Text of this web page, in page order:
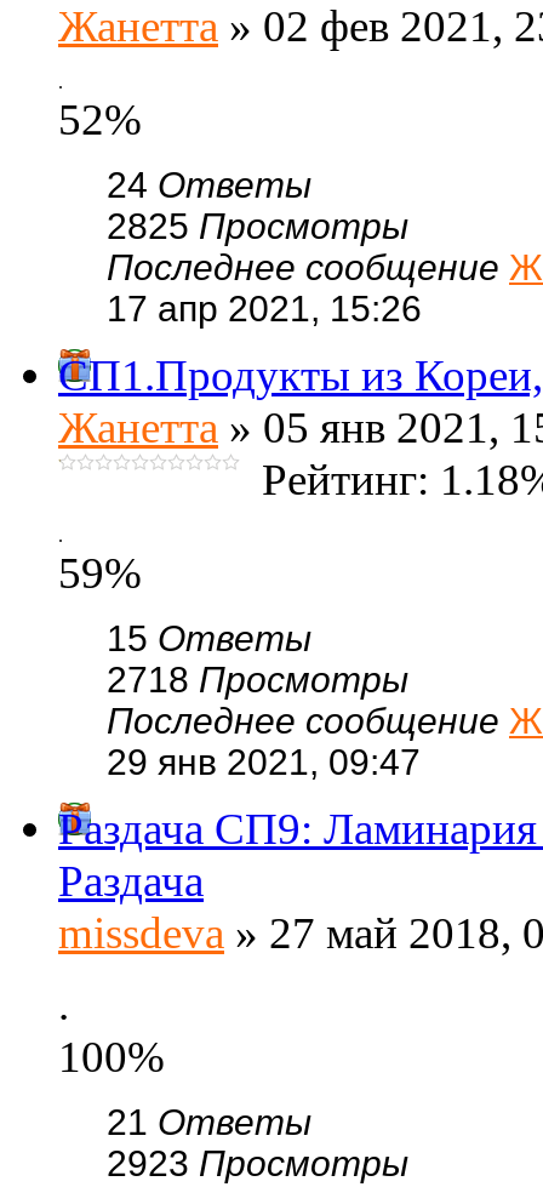
Жанетта » 02 фев 2021,
.
52%
24 Ответы
2825 Просмотры
Последнее сообщение
17 апр 2021, 15:26
СП1.Продукты из
Жанетта » 05 янв 2021,
Рейтинг:
.
59%
15 Ответы
2718 Просмотры
Последнее сообщение
29 янв 2021, 09:47
Раздача СП9: Ламинария
Раздача
missdeva » 27 май 2018,
.
100%
21 Ответы
2923 Просмотры